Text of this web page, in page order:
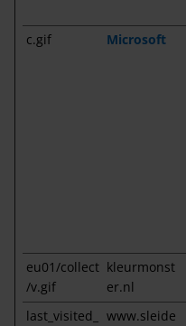
c.gif Microsoft
eu01/collect
/v.gif
kleurmonst
er.nl
last_visited_
www.sleide